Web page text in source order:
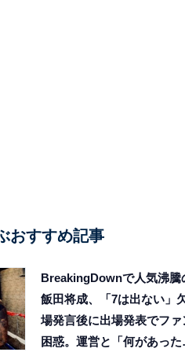
おすすめ記事
BreakingDownで人気沸騰
飯田将成、「7は出ない」
場発言後に出場発表でファ
困惑。運営と「何があった